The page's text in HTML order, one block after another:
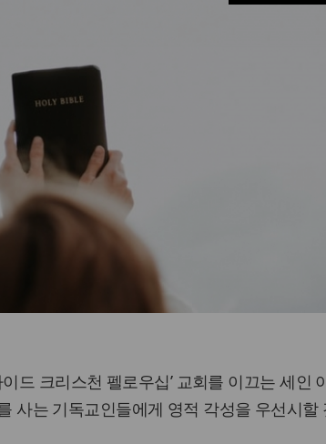
드 크리스천 펠로우십’ 교회를 이끄는 세인
사는 기독교인들에게 영적 각성을 우선시할